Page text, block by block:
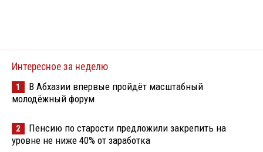
Интересное за неделю
1
В Абхазии впервые пройдёт масштабный
молодёжный форум
2
Пенсию по старости предложили закрепить на
уровне не ниже 40% от заработка